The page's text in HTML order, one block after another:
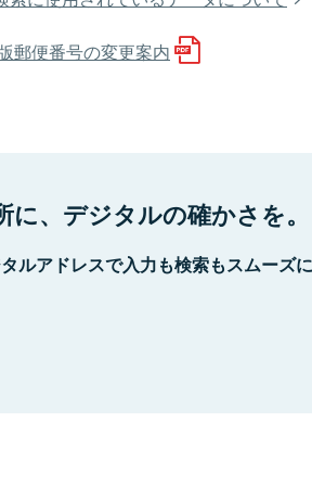
郵便番号の変更案内
に、デジタルの確かさを。
ルアドレスで入力も検索もスムーズ